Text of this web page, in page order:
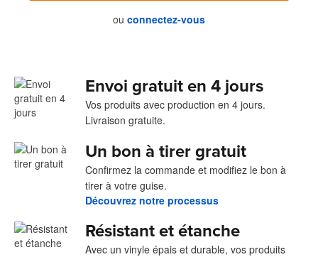
ou connectez-vous
Envoi gratuit en 4 jours
Vos produits avec production en 4 jours.
Livraison gratuite.
Un bon à tirer gratuit
Confirmez la commande et modifiez le bon à
tirer à votre guise.
Découvrez notre processus
Résistant et étanche
Avec un vinyle épais et durable, vos produits